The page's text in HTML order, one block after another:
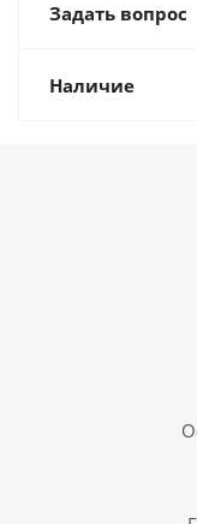
Задать вопрос
Наличие